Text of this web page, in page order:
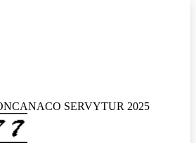
SERVYTUR 2025